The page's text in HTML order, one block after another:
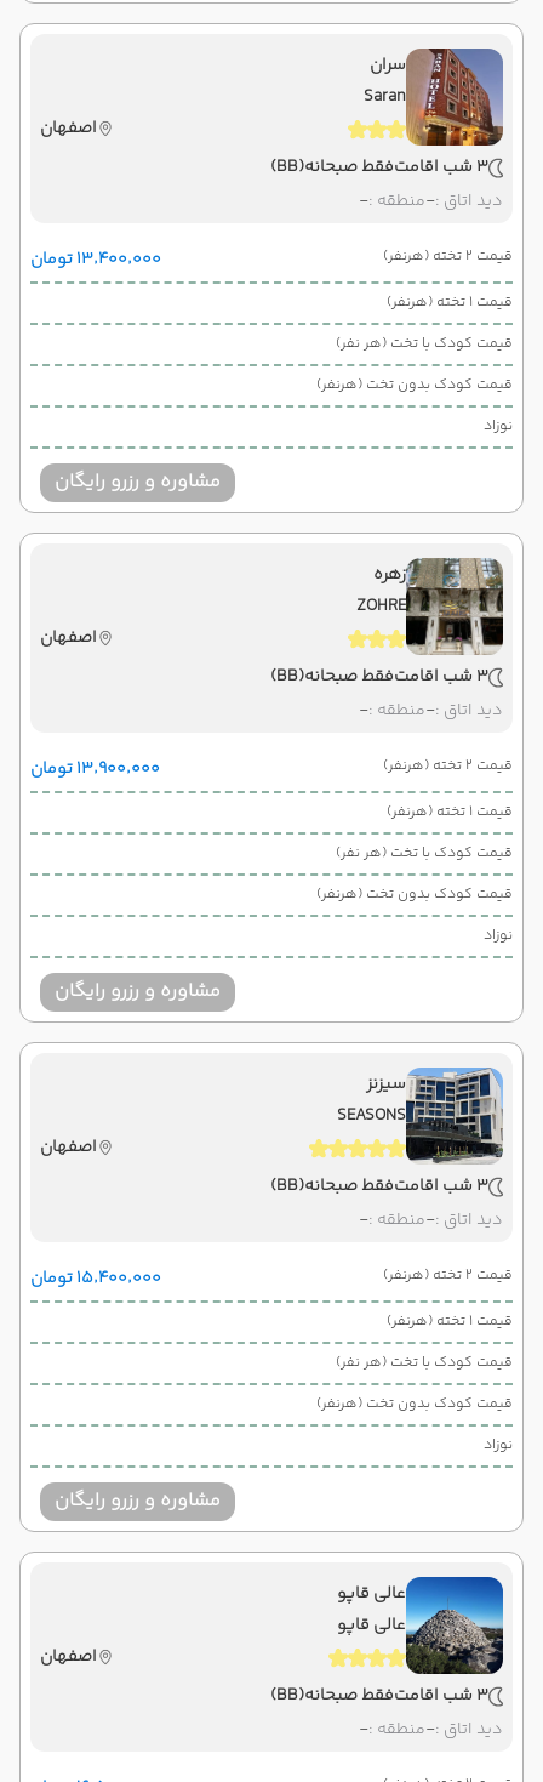
سران
Saran
اصفهان
3 شب اقامت
فقط صبحانه(BB)
دید اتاق :-منطقه :-
قیمت 2 تخته (هرنفر) ۱۳٬۴۰۰٬۰۰۰ تومان
قیمت 1 تخته (هرنفر)
قیمت کودک با تخت (هر نفر)
قیمت کودک بدون تخت (هرنفر)
نوزاد
مشاوره و رزرو رایگان
زهره
ZOHRE
اصفهان
3 شب اقامت
فقط صبحانه(BB)
دید اتاق :-منطقه :-
قیمت 2 تخته (هرنفر) ۱۳٬۹۰۰٬۰۰۰ تومان
قیمت 1 تخته (هرنفر)
قیمت کودک با تخت (هر نفر)
قیمت کودک بدون تخت (هرنفر)
نوزاد
مشاوره و رزرو رایگان
سیزنز
SEASONS
اصفهان
3 شب اقامت
فقط صبحانه(BB)
دید اتاق :-منطقه :-
قیمت 2 تخته (هرنفر) ۱۵٬۴۰۰٬۰۰۰ تومان
قیمت 1 تخته (هرنفر)
قیمت کودک با تخت (هر نفر)
قیمت کودک بدون تخت (هرنفر)
نوزاد
مشاوره و رزرو رایگان
عالی قاپو
عالی قاپو
اصفهان
3 شب اقامت
فقط صبحانه(BB)
دید اتاق :-منطقه :-